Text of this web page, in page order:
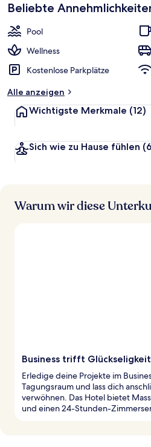
Beliebte
Pool
Wellness
Kostenlose Parkplätze
Alle anzeigen
Wichtigste Merkmale (12)
Sich wie zu Hause fühlen
Warum wir diese
Business trifft Glückseligkeit
Erledige deine Projekte im
Tagungsraum und lass dich
verwöhnen. Das Hotel bietet
und einen 24-Stunden-